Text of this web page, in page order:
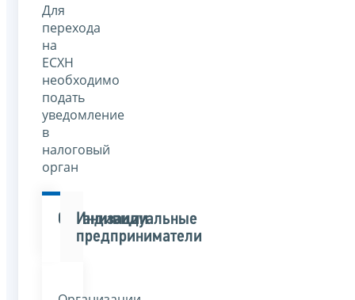
Для
перехода
на
ЕСХН
необходимо
подать
уведомление
в
налоговый
орган
Организации
Индивидуальные
предприниматели